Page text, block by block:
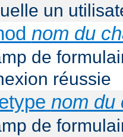
un
nom du
de
réussie
nom du
de